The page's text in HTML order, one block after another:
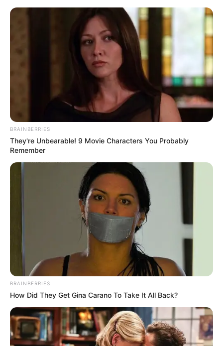
Перейти
Groza-news.info
Громада Закарпаття
На Закарпатті прикордонники
затримали двох “благодійників”,
які збирали кошти на лікування
ЛИП 4, 2024
BRAINBERRIES
They're Unbearable! 9 Movie Characters You Probably
Remember
BRAINBERRIES
How Did They Get Gina Carano To Take It All Back?